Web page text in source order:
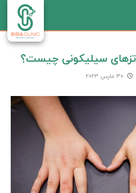
سیلیکونی چیست؟
30 مارس 2023